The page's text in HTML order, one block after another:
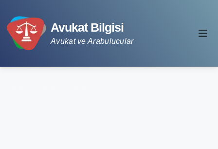
Avukat Bilgisi
Avukat ve Arabulucular